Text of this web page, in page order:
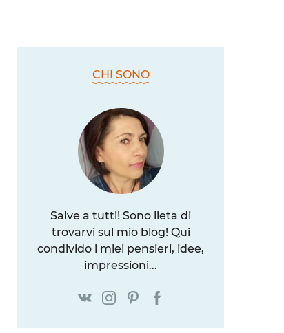
CHI SONO
Salve a tutti! Sono lieta di
trovarvi sul mio blog! Qui
condivido i miei pensieri, idee,
impressioni...